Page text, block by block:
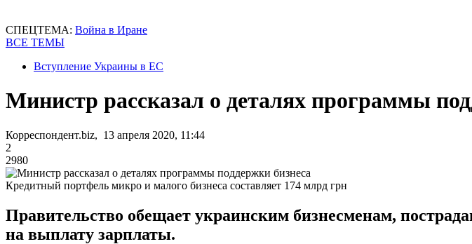
СПЕЦТЕМА: Война в Иране
ВСЕ ТЕМЫ
Вступление Украины в ЕС
Министр рассказал о деталях программы
Корреспондент.biz, 13 апреля 2020, 11:44
2
2980
Кредитный портфель микро и малого бизнеса составляет 174 млрд грн
Правительство обещает украинским бизнесменам,
на выплату зарплаты.